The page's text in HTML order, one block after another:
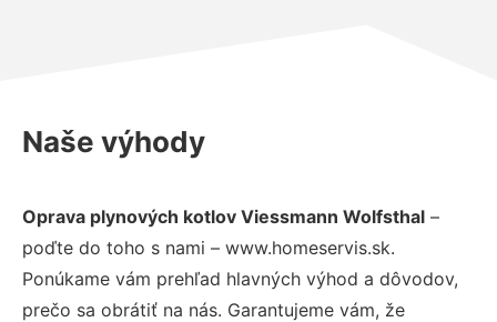
Naše výhody
Oprava plynových kotlov Viessmann Wolfsthal –
poďte do toho s nami – www.homeservis.sk.
Ponúkame vám prehľad hlavných výhod a dôvodov,
prečo sa obrátiť na nás. Garantujeme vám, že